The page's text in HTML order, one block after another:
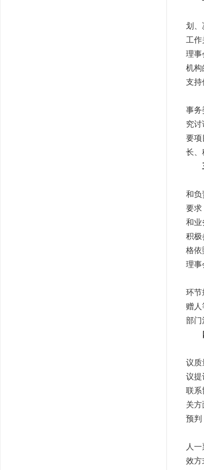
划、
工作
理事
机构
支持
事务
究
要项
长、
和负
要求
和业
积极
格依
理事
环节
赠
部门
议质
议提
联系
关
预判
人
效方